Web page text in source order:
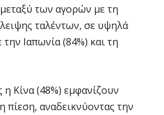
των αγορών με τη
ταλέντων, σε υψηλά
Ιαπωνία (84%) και τη
Κίνα (48%) εμφανίζουν
πίεση, αναδεικνύοντας την